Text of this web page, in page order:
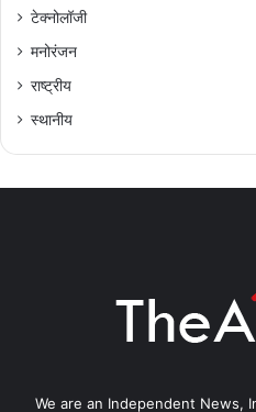
टेक्नोलॉजी
मनोरंजन
राष्ट्रीय
स्थानीय
We are an Independent News,